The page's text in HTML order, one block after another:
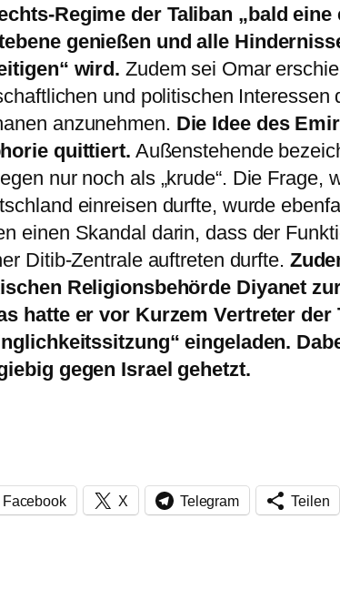
Regime der Taliban „bald
genießen und alle
wird. Zudem sei Omar
und politischen Interessen
anzunehmen. Die Idee des
quittiert. Außenstehende
nur noch als „krude“. Die Frage,
einreisen durfte, wurde
einen Skandal darin, dass der
Ditib-Zentrale auftreten durfte.
Religionsbehörde Diyanet
hatte er vor Kurzem Vertreter der
eingeladen.
gegen Israel gehetzt.
Facebook X Telegram Teilen